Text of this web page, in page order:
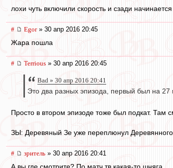
лохи чуть включили скорость и сзади
# Egor» 30 апр 2016 20:45
Жара пошла
# Terrious » 30 апр 2016 20:45
Bad » 30 апр 2016 20:41
Это два разных эпизода, первый был на 27
Просто в втором эпизоде тоже был подкат. Там
ЗЫ: Деревяный Зе уже переплюнул
# зpитель » 30 апр 2016 20:41